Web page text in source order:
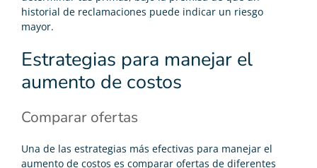
historial de reclamaciones puede indicar un riesgo
mayor.
Estrategias para manejar el
aumento de costos
Comparar ofertas
Una de las estrategias más efectivas para manejar el
aumento de costos es comparar ofertas de diferentes